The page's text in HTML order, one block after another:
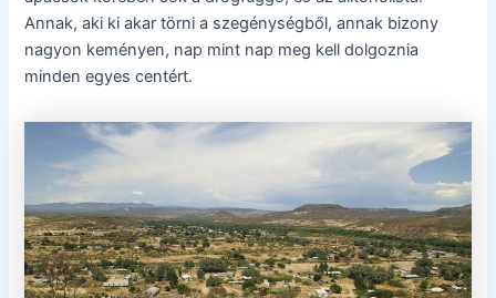
Annak, aki ki akar törni a szegénységből, annak bizony
nagyon keményen, nap mint nap meg kell dolgoznia
minden egyes centért.